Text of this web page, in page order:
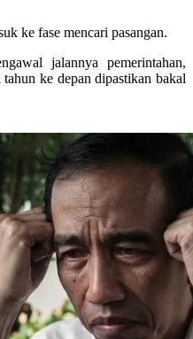
ke fase mencari pasangan.
jalannya pemerintahan,
tahun ke depan dipastikan bakal